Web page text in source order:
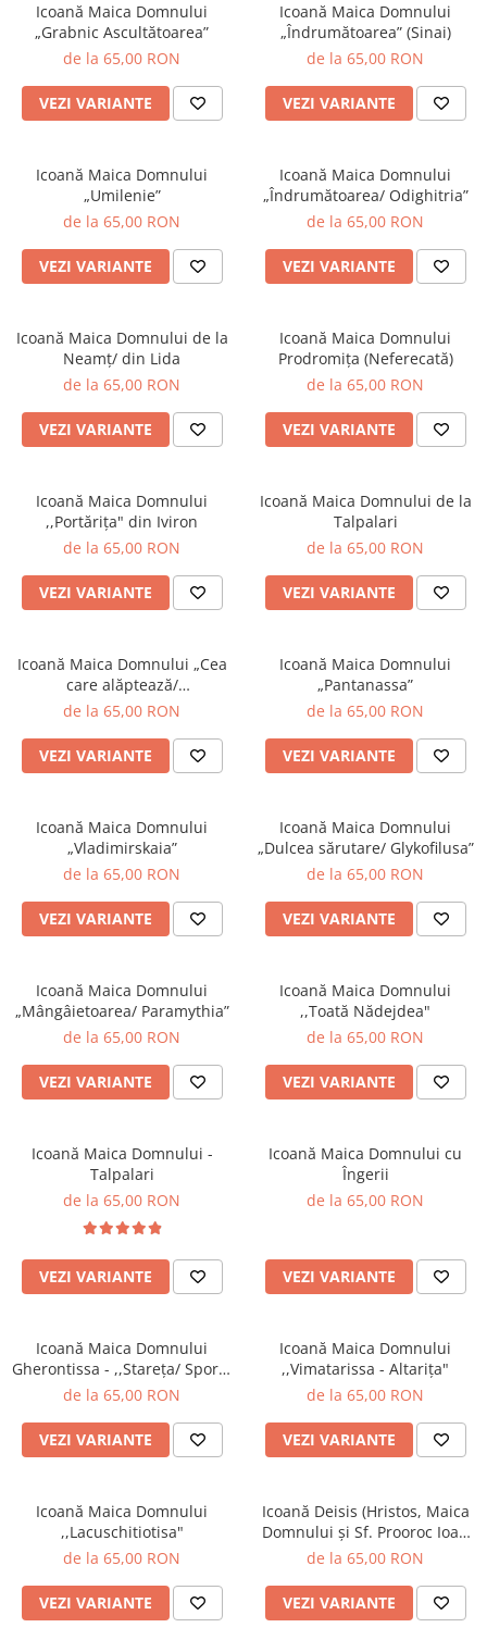
Icoană Maica Domnului
„Grabnic Ascultătoarea”
de la 65,00 RON
VEZI VARIANTE
Icoană Maica Domnului
„Îndrumătoarea” (Sinai)
de la 65,00 RON
VEZI VARIANTE
Icoană Maica Domnului
„Umilenie”
de la 65,00 RON
VEZI VARIANTE
Icoană Maica Domnului
„Îndrumătoarea/ Odighitria”
de la 65,00 RON
VEZI VARIANTE
Icoană Maica Domnului de la
Neamț/ din Lida
de la 65,00 RON
VEZI VARIANTE
Icoană Maica Domnului
Prodromița (Neferecată)
de la 65,00 RON
VEZI VARIANTE
Icoană Maica Domnului
,,Portărița" din Iviron
de la 65,00 RON
VEZI VARIANTE
Icoană Maica Domnului de la
Talpalari
de la 65,00 RON
VEZI VARIANTE
Icoană Maica Domnului „Cea
care alăptează/
Galactotrofusa”
de la 65,00 RON
VEZI VARIANTE
Icoană Maica Domnului
„Pantanassa”
de la 65,00 RON
VEZI VARIANTE
Icoană Maica Domnului
„Vladimirskaia”
de la 65,00 RON
VEZI VARIANTE
Icoană Maica Domnului
„Dulcea sărutare/ Glykofilusa”
de la 65,00 RON
VEZI VARIANTE
Icoană Maica Domnului
„Mângâietoarea/ Paramythia”
de la 65,00 RON
VEZI VARIANTE
Icoană Maica Domnului
,,Toată Nădejdea"
de la 65,00 RON
VEZI VARIANTE
Icoană Maica Domnului -
Talpalari
de la 65,00 RON
VEZI VARIANTE
Icoană Maica Domnului cu
Îngerii
de la 65,00 RON
VEZI VARIANTE
Icoană Maica Domnului
Gherontissa - ,,Stareța/ Sporul
Casei"
de la 65,00 RON
VEZI VARIANTE
Icoană Maica Domnului
,,Vimatarissa - Altarița"
de la 65,00 RON
VEZI VARIANTE
Icoană Maica Domnului
,,Lacuschitiotisa"
de la 65,00 RON
VEZI VARIANTE
Icoană Deisis (Hristos, Maica
Domnului și Sf. Prooroc Ioan
Botezătorul)
de la 65,00 RON
VEZI VARIANTE